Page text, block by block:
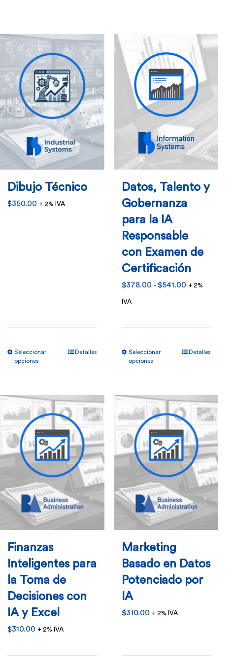
Dibujo Técnico
$350.00 + 2% IVA
Seleccionar
opciones
variantes.
Las
opciones
se
pueden
elegir
en
la
página
de
producto
Detalles
Datos, Talento y
Gobernanza
para la IA
Responsable
con Examen de
Certificación
$378.00 - $541.00Rango
+ 2%
IVA
Seleccionar
opciones
variantes.
Las
opciones
se
pueden
elegir
en
la
página
de
producto
Detalles
Finanzas
Inteligentes para
la Toma de
Decisiones con
IA y Excel
$310.00 + 2% IVA
Marketing
Basado en Datos
Potenciado por
IA
$310.00 + 2% IVA